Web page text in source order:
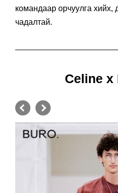
командаар орчуулга хийх,
чадалтай.
Celine x